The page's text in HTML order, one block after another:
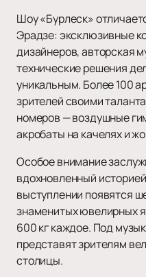
Шоу «Бурлеск»
Эрадзе: эксклюзивные
дизайнеров, авторская
технические решения
уникальным. Более 100
зрителей своими
номеров — воздушные
акробаты на качелях и
Особое внимание
вдохновленный
выступлении появятся
знаменитых ювелирных
600 кг каждое. Под
представят зрителям
столицы.